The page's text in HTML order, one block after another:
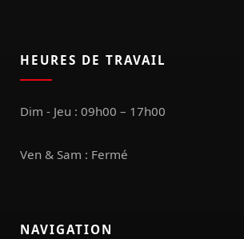
HEURES DE TRAVAIL
Dim - Jeu : 09h00 – 17h00
Ven & Sam : Fermé
NAVIGATION